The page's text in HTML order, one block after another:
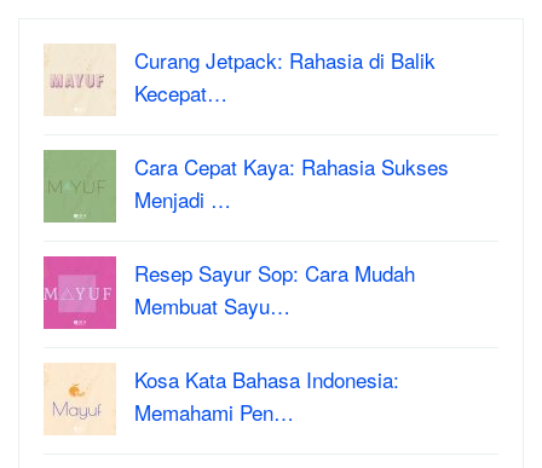
Curang Jetpack: Rahasia di Balik
Kecepat…
Cara Cepat Kaya: Rahasia Sukses
Menjadi …
Resep Sayur Sop: Cara Mudah
Membuat Sayu…
Kosa Kata Bahasa Indonesia:
Memahami Pen…